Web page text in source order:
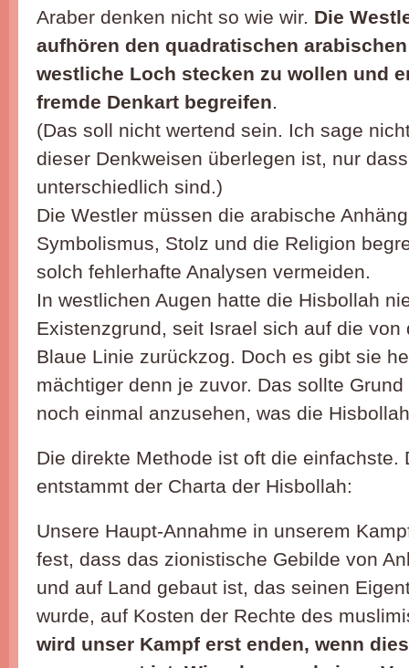
Araber denken nicht so wie wir. Die
aufhören den quadratischen
westliche Loch stecken zu wollen und
fremde Denkart begreifen.
(Das soll nicht wertend sein. Ich sage
dieser Denkweisen überlegen ist, nur
unterschiedlich sind.)
Die Westler müssen die arabische
Symbolismus, Stolz und die Religion
solch fehlerhafte Analysen vermeiden.
In westlichen Augen hatte die Hisbollah
Existenzgrund, seit Israel sich auf die von
Blaue Linie zurückzog. Doch es gibt sie
mächtiger denn je zuvor. Das sollte
noch einmal anzusehen, was die
Die direkte Methode ist oft die einfachste.
entstammt der Charta der Hisbollah:
Unsere Haupt-Annahme in unserem
fest, dass das zionistische Gebilde von
und auf Land gebaut ist, das seinen
wurde, auf Kosten der Rechte des
wird unser Kampf erst enden, wenn